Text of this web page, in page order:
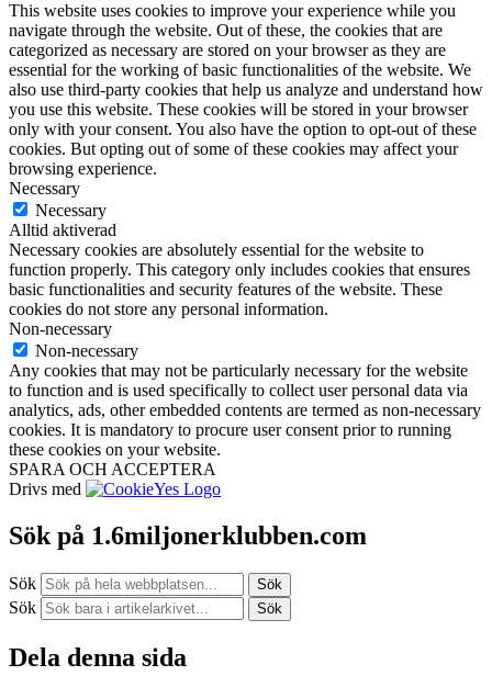
This website uses cookies to improve your experience while you
navigate through the website. Out of these, the cookies that are
categorized as necessary are stored on your browser as they are
essential for the working of basic functionalities of the website. We
also use third-party cookies that help us analyze and understand how
you use this website. These cookies will be stored in your browser
only with your consent. You also have the option to opt-out of these
cookies. But opting out of some of these cookies may affect your
browsing experience.
Necessary
Necessary
Alltid aktiverad
Necessary cookies are absolutely essential for the website to
function properly. This category only includes cookies that ensures
basic functionalities and security features of the website. These
cookies do not store any personal information.
Non-necessary
Non-necessary
Any cookies that may not be particularly necessary for the website
to function and is used specifically to collect user personal data via
analytics, ads, other embedded contents are termed as non-necessary
cookies. It is mandatory to procure user consent prior to running
these cookies on your website.
SPARA OCH ACCEPTERA
Drivs med
Sök på 1.6miljonerklubben.com
Sök Sök
Sök Sök
Dela denna sida